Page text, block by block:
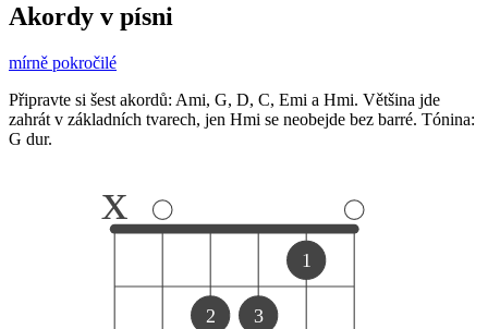
Akordy v písni
mírně pokročilé
Připravte si šest akordů: Ami, G, D, C, Emi a Hmi. Většina jde
zahrát v základních tvarech, jen Hmi se neobejde bez barré. Tónina:
G dur.
x
2 3
1